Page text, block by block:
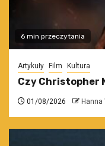
6 min przeczytania
Artykuły Film Kultura
Czy Christopher
01/08/2026